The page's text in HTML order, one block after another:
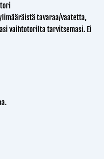
tavaraa/vaatetta,
vaihtotorilta tarvitsemasi. Ei